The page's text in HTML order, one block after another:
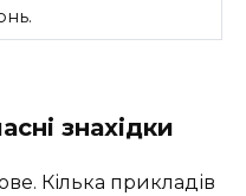
знахідки
Кілька прикладів